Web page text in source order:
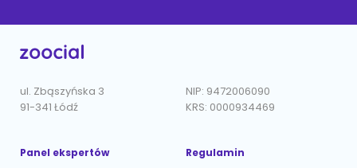
ul. Zbąszyńska 3
91-341 Łódź
NIP: 9472006090
KRS: 0000934469
Panel ekspertów
Regulamin